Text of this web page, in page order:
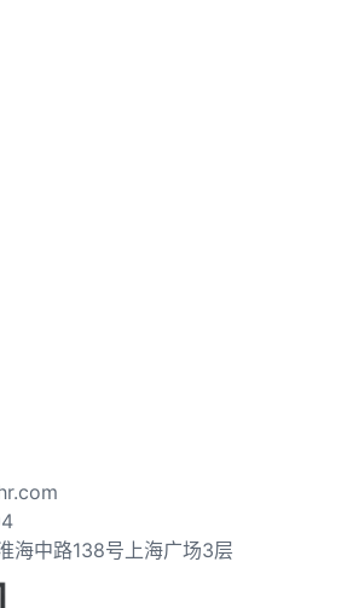
海中路138号上海广场3层